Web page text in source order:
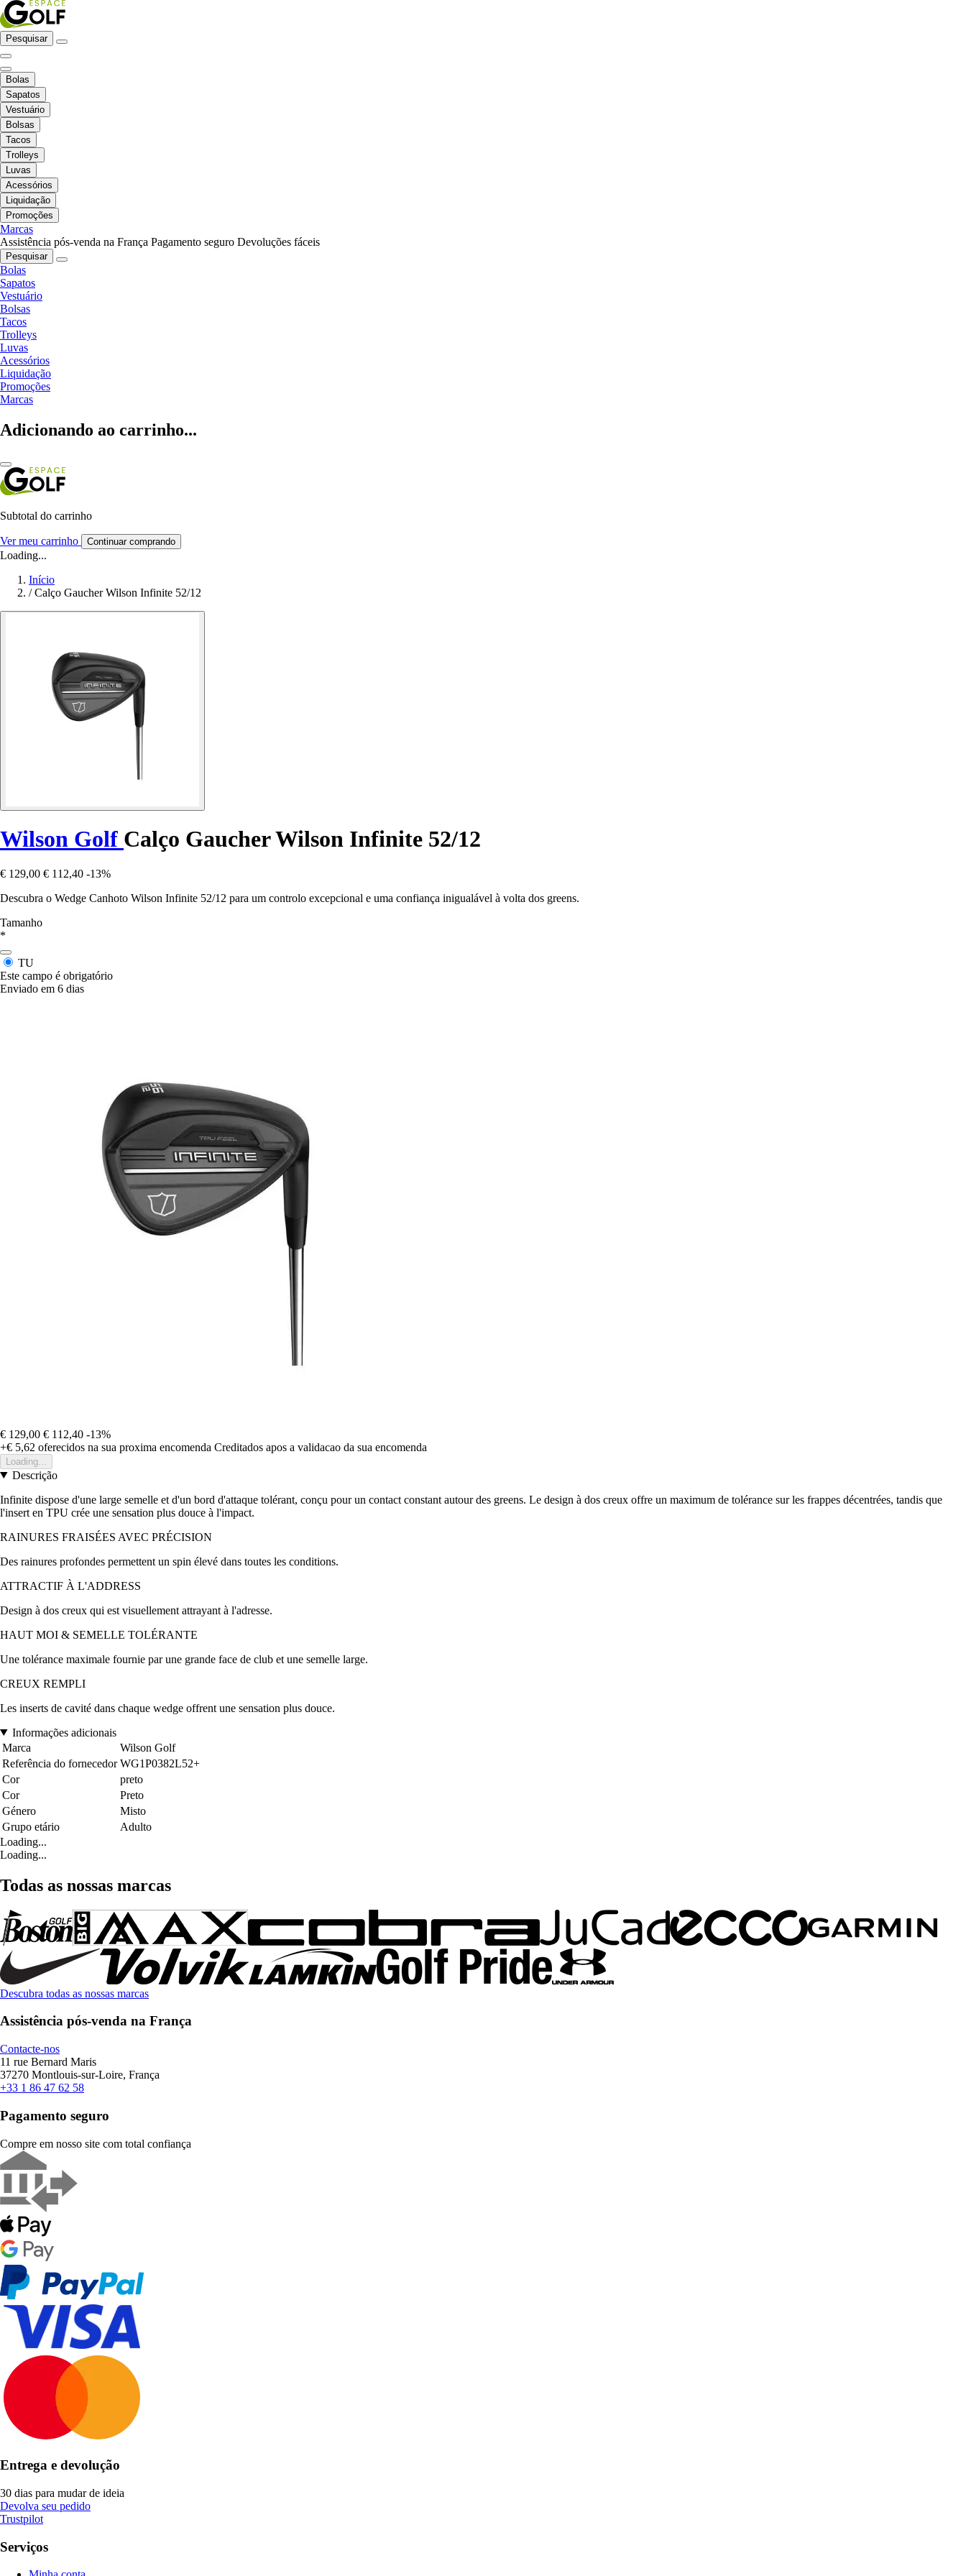
Pesquisar
Bolas
Sapatos
Vestuário
Bolsas
Tacos
Trolleys
Luvas
Acessórios
Liquidação
Promoções
Marcas
Assistência pós-venda na França Pagamento seguro Devoluções fáceis
Pesquisar
Bolas
Sapatos
Vestuário
Bolsas
Tacos
Trolleys
Luvas
Acessórios
Liquidação
Promoções
Marcas
Adicionando ao carrinho...
Subtotal do carrinho
Ver meu carrinho Continuar comprando
Loading...
Início
/ Calço Gaucher Wilson Infinite 52/12
Wilson Golf Calço Gaucher Wilson Infinite 52/12
€ 129,00 € 112,40 -13%
Descubra o Wedge Canhoto Wilson Infinite 52/12 para um controlo excepcional e uma confiança inigualável à volta dos greens.
Tamanho
*
TU
Este campo é obrigatório
Enviado em 6 dias
€ 129,00 € 112,40 -13%
+€ 5,62 oferecidos na sua proxima encomenda Creditados apos a validacao da sua encomenda
Loading...
Descrição
Infinite dispose d'une large semelle et d'un bord d'attaque tolérant, conçu pour un contact constant autour des greens. Le design à dos creux offre un maximum de tolérance sur les frappes décentrées, tandis que
l'insert en TPU crée une sensation plus douce à l'impact.
RAINURES FRAISÉES AVEC PRÉCISION
Des rainures profondes permettent un spin élevé dans toutes les conditions.
ATTRACTIF À L'ADDRESS
Design à dos creux qui est visuellement attrayant à l'adresse.
HAUT MOI & SEMELLE TOLÉRANTE
Une tolérance maximale fournie par une grande face de club et une semelle large.
CREUX REMPLI
Les inserts de cavité dans chaque wedge offrent une sensation plus douce.
Informações adicionais
Marca
Wilson Golf
Referência do fornecedor WG1P0382L52+
Cor
preto
Cor
Preto
Género
Misto
Grupo etário
Adulto
Loading...
Loading...
Todas as nossas marcas
Descubra todas as nossas marcas
Assistência pós-venda na França
Contacte-nos
11 rue Bernard Maris
37270 Montlouis-sur-Loire, França
+33 1 86 47 62 58
Pagamento seguro
Compre em nosso site com total confiança
Entrega e devolução
30 dias para mudar de ideia
Devolva seu pedido
Trustpilot
Serviços